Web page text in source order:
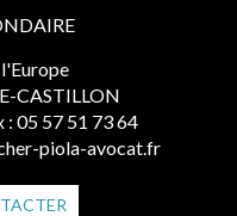
CASTILLON
: 05 57 51 73 64
piola-avocat.fr